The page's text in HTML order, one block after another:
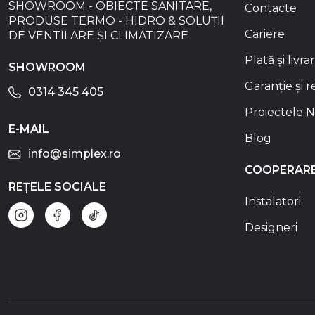
ÎNCĂLZIRE ÎN
PARDOSEALĂ
AUTOMATIZĂRI
PARDOSEA CALDĂ
ACCESORII ȘI
SMART HOME
TERMOSTATE
PARDOSEA
CALDĂ
SHOWROOM - OBIECTE SANITARE,
PRODUSE TERMO - HIDRO & SOLUȚII
DE VENTILARE ȘI CLIMATIZARE
SHOWROOM
0314 345 405
E-MAIL
info@simplex.ro
REȚELE SOCIALE
Contacte
Cariere
Plată și
Garanție și
Proiectele
Blog
Instalatori
Designeri